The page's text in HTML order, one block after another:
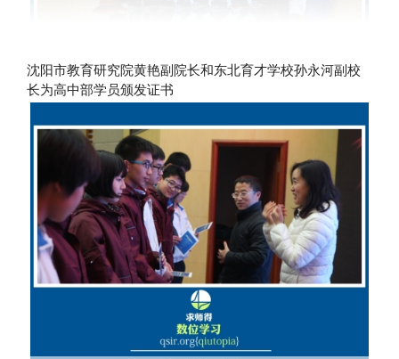
沈阳市教育研究院黄艳副院长和东北育才学校孙永河副校
长为高中部学员颁发证书